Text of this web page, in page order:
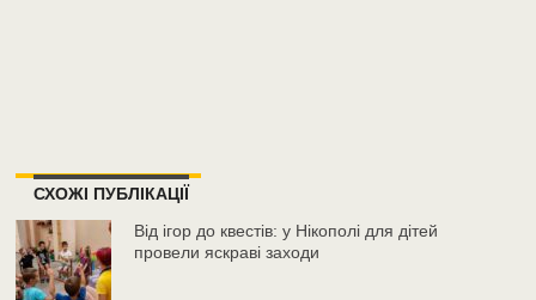
СХОЖІ ПУБЛІКАЦІЇ
Від ігор до квестів: у Нікополі для дітей
провели яскраві заходи